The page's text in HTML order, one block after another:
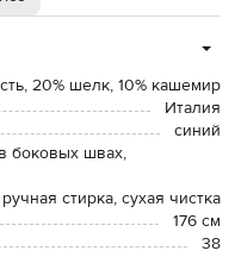
20% шелк, 10% кашемир
Италия
синий
боковых швах,
ручная стирка, сухая чистка
176 см
38